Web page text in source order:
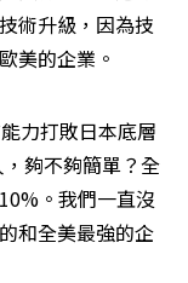
術升級，因為技
美的企業。
力打敗日本底層
夠不夠簡單？全
。我們一直沒
和全美最強的企